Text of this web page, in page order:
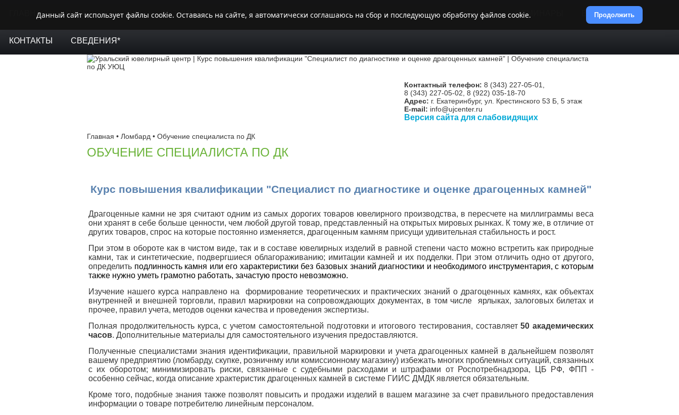
ГЛАВНАЯ ПЕРЕПОДГОТОВКА РОЗНИЦА ЛОМБАРД ПРОИЗВОДСТВО СКУПКА, ЗАГОТОВКА ОТ И ПБ СЕМИНАРЫ ВИДЕОКУРСЫ
КОНТАКТЫ СВЕДЕНИЯ*
Контактный телефон: 8 (343) 227-05-01,
8 (343) 227-05-02, 8 (922) 035-18-70
Адрес: г. Екатеринбург, ул. Крестинского 53 Б, 5 этаж
E-mail: info@ujcenter.ru
Версия сайта для слабовидящих
Главная • Ломбард • Обучение специалиста по ДК
ОБУЧЕНИЕ СПЕЦИАЛИСТА ПО ДК
Курс повышения квалификации "Специалист по диагностике и оценке драгоценных камней"
Драгоценные камни не зря считают одним из самых дорогих товаров ювелирного производства, в пересчете на миллиграммы веса
они хранят в себе больше ценности, чем любой другой товар, представленный на открытых мировых рынках. К тому же, в отличие от
других товаров, спрос на которые постоянно изменяется, драгоценным камням присущи удивительная стабильность и рост.
При этом в обороте как в чистом виде, так и в составе ювелирных изделий в равной степени часто можно встретить как природные
камни, так и синтетические, подвергшиеся облагораживанию; имитации камней и их подделки. При этом отличить одно от другого,
определить подлинность камня или его характеристики без базовых знаний диагностики и необходимого инструментария, с которым
также нужно уметь грамотно работать, зачастую просто невозможно.
Читайте
подробнее
на
gem-
center.ru: https://www.gem-
center.ru/general.htm
Изучение нашего курса направлено на формирование теоретических и практических знаний о драгоценных камнях, как объектах
внутренней и внешней торговли, правил маркировки на сопровождающих документах, в том числе ярлыках, залоговых билетах и
прочее, правил учета, методов оценки качества и проведения экспертизы.
Полная продолжительность курса, с учетом самостоятельной подготовки и итогового тестирования, составляет50 академических
часов. Дополнительные материалы для самостоятельного изучения предоставляются.
Полученные специалистами знания идентификации, правильной маркировки и учета драгоценных камней в дальнейшем позволят
вашему предприятию (ломбарду, скупке, розничнму или комиссионному магазину) избежать многих проблемных ситуаций, связанных
с их оборотом; минимизировать риски, связанные с судебными расходами и штрафами от Роспотребнадзора, ЦБ РФ, ФПП -
особенно сейчас, когда описание храктеристик драгоценных камней в системе ГИИС ДМДК является обязательным.
Кроме того, подобные знания также позволят повысить и продажи изделий в вашем магазине за счет правильного предоставления
информации о товаре потребителю линейным персоналом.
Данный сайт использует файлы cookie. Оставаясь на сайте, я автоматически соглашаюсь на сбор и последующую обработку файлов cookie. Продолжить